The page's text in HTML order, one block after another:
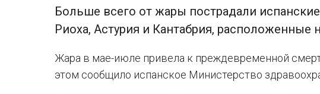
Больше всего от жары пострадали
Риоха, Астурия и Кантабрия, расположенные
Жара в мае-июле привела к преждевременной
этом сообщило испанское Министерство